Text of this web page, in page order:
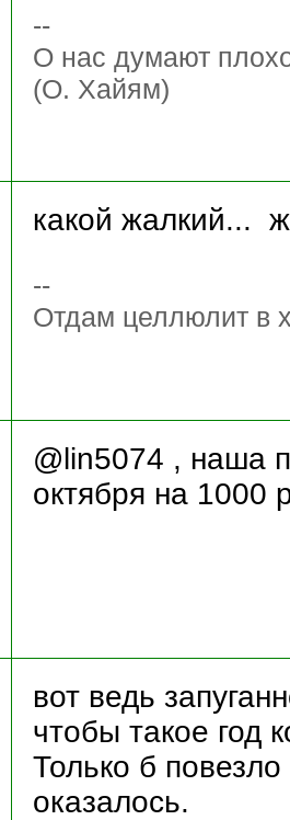
--
О нас думают
(О. Хайям)
какой жалкий...
--
Отдам целлюлит в
@lin5074 , наша
октября на 1000
вот ведь
чтобы такое год
Только б
оказалось.